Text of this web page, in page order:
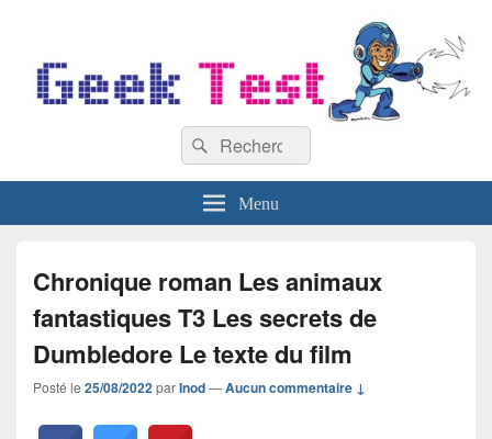
Recherche :
Rechercher
Menu
Chronique roman Les animaux
fantastiques T3 Les secrets de
Dumbledore Le texte du film
Posté le 25/08/2022parInod—Aucun commentaire ↓